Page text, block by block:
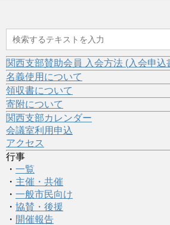
関西支部賛助会員 入会方法 (入会申込
名義使用について
領収書について
寄附について
関西支部カレンダー
会議室利用申込
アクセス
行事
・ 一覧
・ 主催・共催
・ 一般市民向け
・ 協賛・後援
・ 開催報告